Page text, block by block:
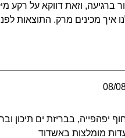
וזאת דווקא על רקע
מכינים מרק. התוצאות
08/
בבריזת ים תיכון
מומלצות באשדוד